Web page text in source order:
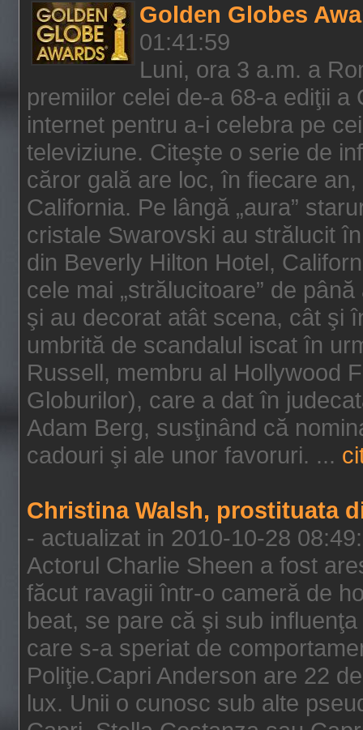
Golden Globes
01:41:59
Luni, ora 3 a.m. a
premiilor celei de-a 68-a ediţii
internet pentru a-i celebra pe
televiziune. Citeşte o serie de
căror gală are loc, în fiecare
California. Pe lângă „aura”
cristale Swarovski au strălucit
din Beverly Hilton Hotel,
cele mai „strălucitoare” de
şi au decorat atât scena, cât şi
umbrită de scandalul iscat în
Russell, membru al Hollywood
Globurilor), care a dat în
Adam Berg, susţinând că
cadouri şi ale unor favoruri. ...
Christina Walsh, prostituata
- actualizat in 2010-10-28
Actorul Charlie Sheen a fost
făcut ravagii într-o cameră de
beat, se pare că şi sub
care s-a speriat de
Poliţie.Capri Anderson are 22
lux. Unii o cunosc sub alte